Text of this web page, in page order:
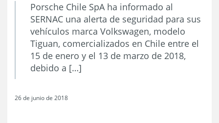
Porsche Chile SpA ha informado al
SERNAC una alerta de seguridad para sus
vehículos marca Volkswagen, modelo
Tiguan, comercializados en Chile entre el
15 de enero y el 13 de marzo de 2018,
debido a […]
26 de junio de 2018